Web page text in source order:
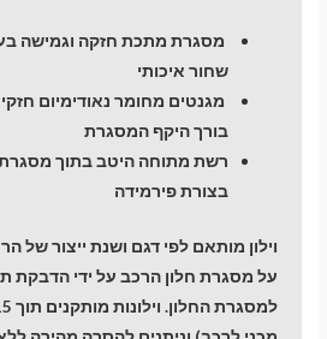
שחור איכותי
מגנטים מחומר נאודימיום
בורך היקף המסגרת
רשת מתוחה היטב בתוך מסגרת
בצורת פירמידה
וילון מותאם לפי דגם ושנת ייצור של
על מסגרת חלון הרכב על ידי הדבקת